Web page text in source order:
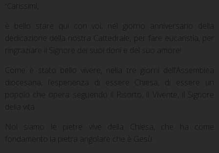
arissimi,
è bello stare qui con voi, nel giorno anniversario della
dedicazione della nostra Cattedrale, per fare eucaristia, per
ringraziare il Signore dei suoi doni e del suo amore!
Come è stato bello vivere, nella tre giorni dell’Assemblea
diocesana, l’esperienza di essere Chiesa, di essere un
popolo che opera seguendo il Risorto, il Vivente, il Signore
della vita.
Noi siamo le pietre vive della Chiesa, che ha come
fondamento la pietra angolare che è Gesù.